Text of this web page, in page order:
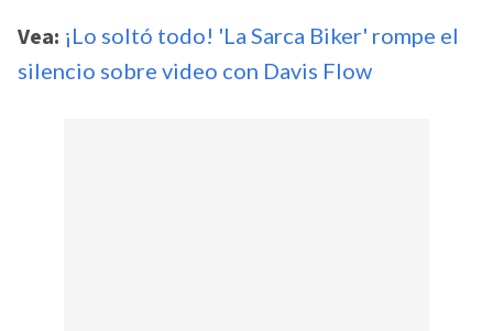
Vea: ¡Lo soltó todo! 'La Sarca Biker' rompe el
silencio sobre video con Davis Flow